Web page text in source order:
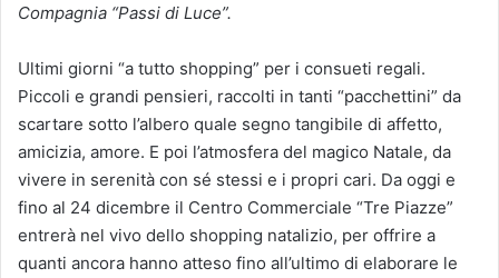
Compagnia “Passi di Luce”.
Ultimi giorni “a tutto shopping” per i consueti regali.
Piccoli e grandi pensieri, raccolti in tanti “pacchettini” da
scartare sotto l’albero quale segno tangibile di affetto,
amicizia, amore. E poi l’atmosfera del magico Natale, da
vivere in serenità con sé stessi e i propri cari. Da oggi e
fino al 24 dicembre il Centro Commerciale “Tre Piazze”
entrerà nel vivo dello shopping natalizio, per offrire a
quanti ancora hanno atteso fino all’ultimo di elaborare le